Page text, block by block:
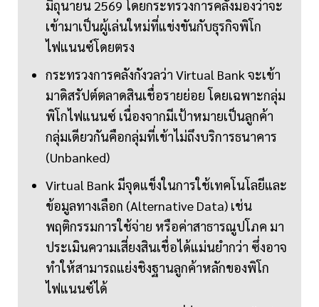
มิถุนายน 2569 โดยกระทรวงการคลังมองว่าจะ
เข้ามาเป็นผู้เล่นใหม่ที่แข่งขันกับธุรกิจพิโก
ไฟแนนซ์โดยตรง
กระทรวงการคลังกังวลว่า Virtual Bank จะเข้า
มาดิสรัปต์ตลาดสินเชื่อรายย่อย โดยเฉพาะกลุ่ม
พิโกไฟแนนซ์ เนื่องจากมีเป้าหมายเป็นลูกค้า
กลุ่มเดียวกันคือกลุ่มที่เข้าไม่ถึงบริการธนาคาร
(Unbanked)
Virtual Bank มีจุดแข็งในการใช้เทคโนโลยีและ
ข้อมูลทางเลือก (Alternative Data) เช่น
พฤติกรรมการใช้จ่าย หรือค่าสาธารณูปโภค มา
ประเมินความเสี่ยงสินเชื่อได้แม่นยำกว่า ซึ่งอาจ
ทำให้สามารถแย่งชิงฐานลูกค้าหลักของพิโก
ไฟแนนซ์ได้